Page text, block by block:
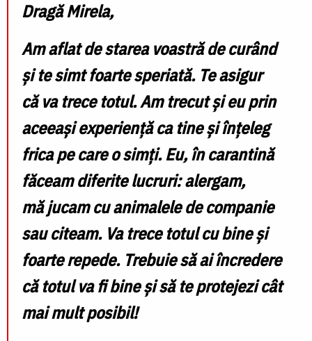
Dragă Mirela,
Am aflat de starea voastră de curând
și te simt foarte speriată. Te asigur
că va trece totul. Am trecut și eu prin
aceeași experiență ca tine și înțeleg
frica pe care o simți. Eu, în carantină
făceam diferite lucruri: alergam,
mă jucam cu animalele de companie
sau citeam. Va trece totul cu bine și
foarte repede. Trebuie să ai încredere
că totul va fi bine și să te protejezi cât
mai mult posibil!